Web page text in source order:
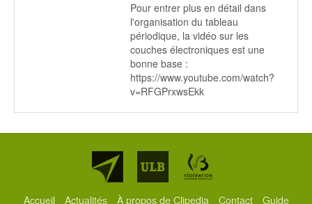
Pour entrer plus en détail dans
l'organisation du tableau
périodique, la vidéo sur les
couches électroniques est une
bonne base :
https://www.youtube.com/watch?
v=RFGPrxwsEkk
Partenaires
Accueil Actualités À propos de Clipedia Contact Guide